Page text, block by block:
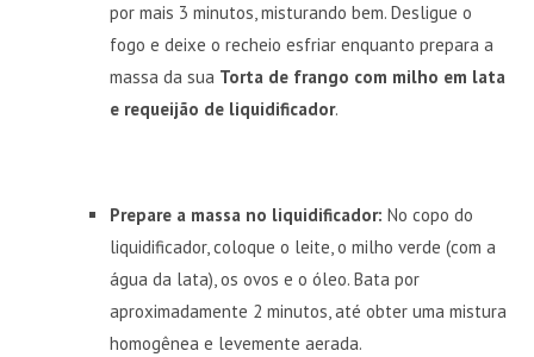
por mais 3 minutos, misturando bem. Desligue o
fogo e deixe o recheio esfriar enquanto prepara a
massa da sua Torta de frango com milho em lata
e requeijão de liquidificador.
Prepare a massa no liquidificador: No copo do
liquidificador, coloque o leite, o milho verde (com a
água da lata), os ovos e o óleo. Bata por
aproximadamente 2 minutos, até obter uma mistura
homogênea e levemente aerada.